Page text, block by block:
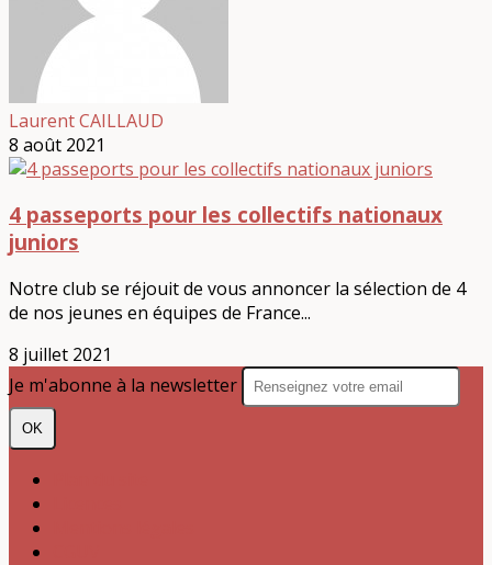
Laurent CAILLAUD
8 août 2021
4 passeports pour les collectifs nationaux
juniors
Notre club se réjouit de vous annoncer la sélection de 4
de nos jeunes en équipes de France...
8 juillet 2021
Je m'abonne à la newsletter
OK